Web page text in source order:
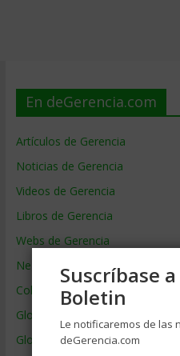
En deGerencia.com
Artículos de Gerencia
Noticias de Gerencia
Videos de Gerencia
Libros de Gerencia
Webs de Gerencia
Negocios por País
Colaboradores de Gerencia
Glosario
Glosario Inglés – Español
Suscríbase
Boletin
Le notificaremos de las
deGerencia.com